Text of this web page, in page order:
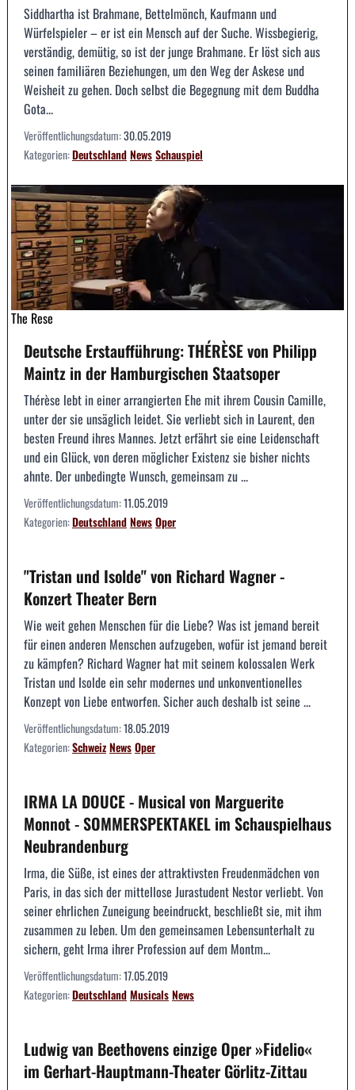
Siddhartha ist Brahmane, Bettelmönch, Kaufmann und
Würfelspieler – er ist ein Mensch auf der Suche. Wissbegierig,
verständig, demütig, so ist der junge Brahmane. Er löst sich aus
seinen familiären Beziehungen, um den Weg der Askese und
Weisheit zu gehen. Doch selbst die Begegnung mit dem Buddha
Gota...
Veröffentlichungsdatum:30.05.2019
Kategorien:DeutschlandNewsSchauspiel
The Rese
Deutsche Erstaufführung: THÉRÈSE von Philipp
Maintz in der Hamburgischen Staatsoper
Thérèse lebt in einer arrangierten Ehe mit ihrem Cousin Camille,
unter der sie unsäglich leidet. Sie verliebt sich in Laurent, den
besten Freund ihres Mannes. Jetzt erfährt sie eine Leidenschaft
und ein Glück, von deren möglicher Existenz sie bisher nichts
ahnte. Der unbedingte Wunsch, gemeinsam zu ...
Veröffentlichungsdatum:11.05.2019
Kategorien:DeutschlandNewsOper
"Tristan und Isolde" von Richard Wagner -
Konzert Theater Bern
Wie weit gehen Menschen für die Liebe? Was ist jemand bereit
für einen anderen Menschen aufzugeben, wofür ist jemand bereit
zu kämpfen? Richard Wagner hat mit seinem kolossalen Werk
Tristan und Isolde ein sehr modernes und unkonventionelles
Konzept von Liebe entworfen. Sicher auch deshalb ist seine ...
Veröffentlichungsdatum:18.05.2019
Kategorien:SchweizNewsOper
IRMA LA DOUCE - Musical von Marguerite
Monnot - SOMMERSPEKTAKEL im Schauspielhaus
Neubrandenburg
Irma, die Süße, ist eines der attraktivsten Freudenmädchen von
Paris, in das sich der mittellose Jurastudent Nestor verliebt. Von
seiner ehrlichen Zuneigung beeindruckt, beschließt sie, mit ihm
zusammen zu leben. Um den gemeinsamen Lebensunterhalt zu
sichern, geht Irma ihrer Profession auf dem Montm...
Veröffentlichungsdatum:17.05.2019
Kategorien:DeutschlandMusicalsNews
Ludwig van Beethovens einzige Oper »Fidelio«
im Gerhart-Hauptmann-Theater Görlitz-Zittau